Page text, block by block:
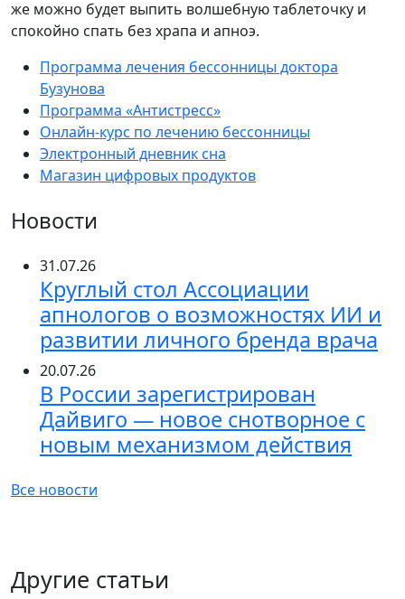
же можно будет выпить волшебную таблеточку и
спокойно спать без храпа и апноэ.
Программа лечения бессонницы доктора
Бузунова
Программа «Антистресс»
Онлайн-курс по лечению бессонницы
Электронный дневник сна
Магазин цифровых продуктов
Новости
31.07.26
Круглый стол Ассоциации
апнологов о возможностях ИИ и
развитии личного бренда врача
20.07.26
В России зарегистрирован
Дайвиго — новое снотворное с
новым механизмом действия
Все новости
Другие статьи